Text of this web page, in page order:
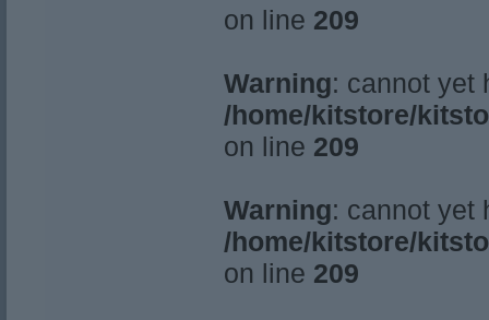
on line 209
Warning: cannot yet
/home/kitstore/
on line 209
Warning: cannot yet
/home/kitstore/
on line 209